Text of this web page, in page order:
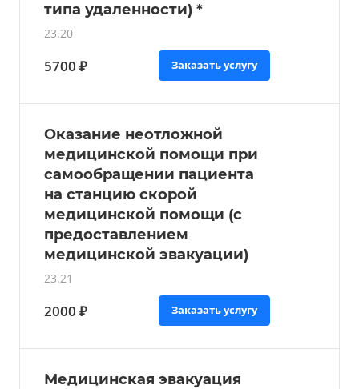
типа удаленности) *
23.20
5700 ₽ Заказать услугу
Оказание неотложной
медицинской помощи при
самообращении пациента
на станцию скорой
медицинской помощи (с
предоставлением
медицинской эвакуации)
23.21
2000 ₽ Заказать услугу
Медицинская эвакуация